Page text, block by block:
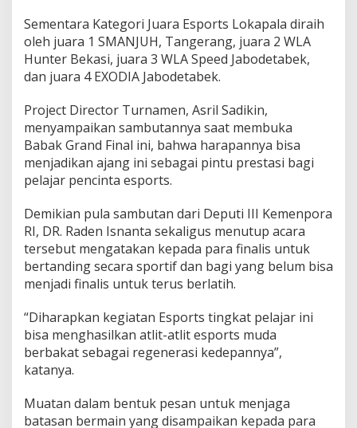
s
i
a
(
)
Sementara Kategori Juara Esports Lokapala diraih
oleh juara 1 SMANJUH, Tangerang, juara 2 WLA
Hunter Bekasi, juara 3 WLA Speed Jabodetabek,
dan juara 4 EXODIA Jabodetabek.
Project Director Turnamen, Asril Sadikin,
menyampaikan sambutannya saat membuka
Babak Grand Final ini, bahwa harapannya bisa
menjadikan ajang ini sebagai pintu prestasi bagi
pelajar pencinta esports.
Demikian pula sambutan dari Deputi III Kemenpora
RI, DR. Raden Isnanta sekaligus menutup acara
tersebut mengatakan kepada para finalis untuk
bertanding secara sportif dan bagi yang belum bisa
menjadi finalis untuk terus berlatih.
“Diharapkan kegiatan Esports tingkat pelajar ini
bisa menghasilkan atlit-atlit esports muda
berbakat sebagai regenerasi kedepannya”,
katanya.
Muatan dalam bentuk pesan untuk menjaga
batasan bermain yang disampaikan kepada para